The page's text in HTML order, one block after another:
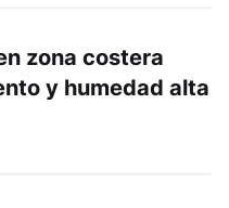
zona costera
y humedad alta